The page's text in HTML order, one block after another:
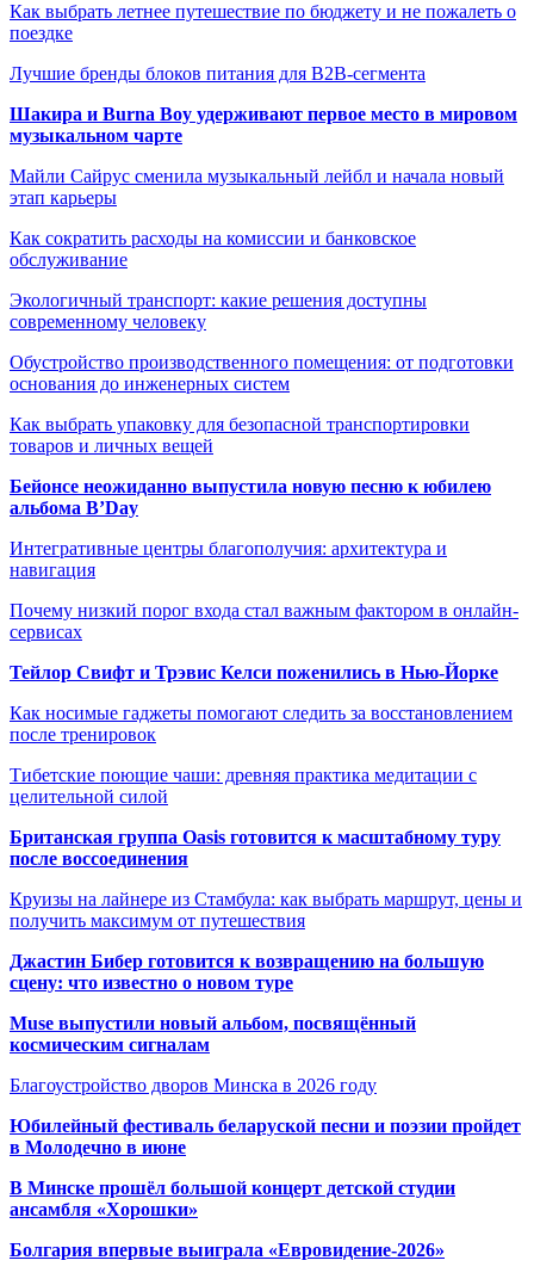
Как выбрать летнее путешествие по бюджету и не пожалеть о
поездке
Лучшие бренды блоков питания для B2B-сегмента
Шакира и Burna Boy удерживают первое место в мировом
музыкальном чарте
Майли Сайрус сменила музыкальный лейбл и начала новый
этап карьеры
Как сократить расходы на комиссии и банковское
обслуживание
Экологичный транспорт: какие решения доступны
современному человеку
Обустройство производственного помещения: от подготовки
основания до инженерных систем
Как выбрать упаковку для безопасной транспортировки
товаров и личных вещей
Бейонсе неожиданно выпустила новую песню к юбилею
альбома B’Day
Интегративные центры благополучия: архитектура и
навигация
Почему низкий порог входа стал важным фактором в онлайн-
сервисах
Тейлор Свифт и Трэвис Келси поженились в Нью-Йорке
Как носимые гаджеты помогают следить за восстановлением
после тренировок
Тибетские поющие чаши: древняя практика медитации с
целительной силой
Британская группа Oasis готовится к масштабному туру
после воссоединения
Круизы на лайнере из Стамбула: как выбрать маршрут, цены и
получить максимум от путешествия
Джастин Бибер готовится к возвращению на большую
сцену: что известно о новом туре
Muse выпустили новый альбом, посвящённый
космическим сигналам
Благоустройство дворов Минска в 2026 году
Юбилейный фестиваль беларуской песни и поэзии пройдет
в Молодечно в июне
В Минске прошёл большой концерт детской студии
ансамбля «Хорошки»
Болгария впервые выиграла «Евровидение-2026»